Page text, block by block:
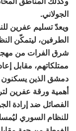
الجولاني.
ويعدّ تسليم عفرين
الطرفين، ليتمكّن
ممتلكاتهم، مقابل
دمشق الذين يسكنون
أهمية ورقة عفرين
الفصائل ضد إرادة
للنظام السوري